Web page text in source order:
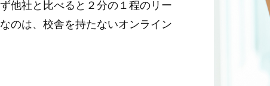
他社と比べると２分の１程のリー
のは、校舎を持たないオンライン